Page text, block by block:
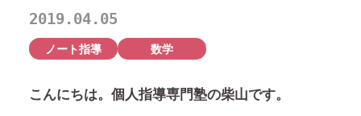
2019.04.05
ノート指導 数学
こんにちは。個人指導専門塾の柴山です。